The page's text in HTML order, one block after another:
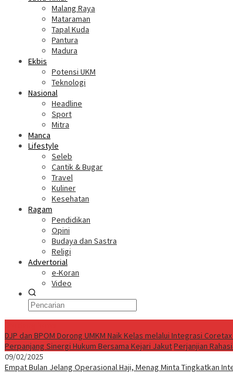
Malang Raya
Mataraman
Tapal Kuda
Pantura
Madura
Ekbis
Potensi UKM
Teknologi
Nasional
Headline
Sport
Mitra
Manca
Lifestyle
Seleb
Cantik & Bugar
Travel
Kuliner
Kesehatan
Ragam
Pendidikan
Opini
Budaya dan Sastra
Religi
Advertorial
e-Koran
Video
DJP dan BPOM Dorong UMKM Naik Kelas melalui Integrasi
Perpanjang Sinergi Hukum Bersama Kejari JakutPerjanjian
09/02/2025
Empat Bulan Jelang Operasional Haji, Menag Minta Tingkatkan